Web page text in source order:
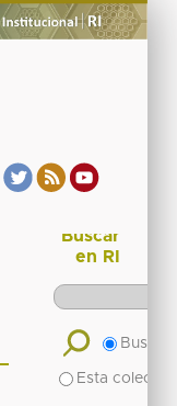
Buscar
en RI
Buscar
Esta